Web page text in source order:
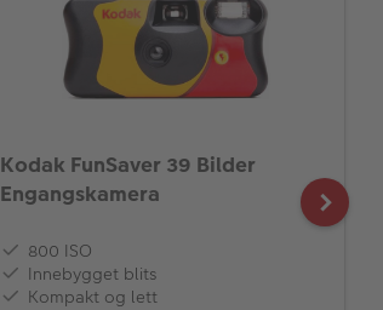
Kodak FunSaver 39 Bilder
Engangskamera
800 ISO
Innebygget blits
Kompakt og lett